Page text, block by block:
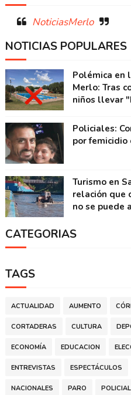
NoticiasMerlo
NOTICIAS POPULARES
Polémica en
Merlo: Tras
niños llevar
Policiales:
por femicidio
Turismo en
relación que
no se puede
CATEGORIAS
TAGS
ACTUALIDAD AUMENTO
CORTADERAS CULTURA
ECONOMÍA EDUCACION
ENTREVISTAS ESPECTÁCULOS
NACIONALES PARO